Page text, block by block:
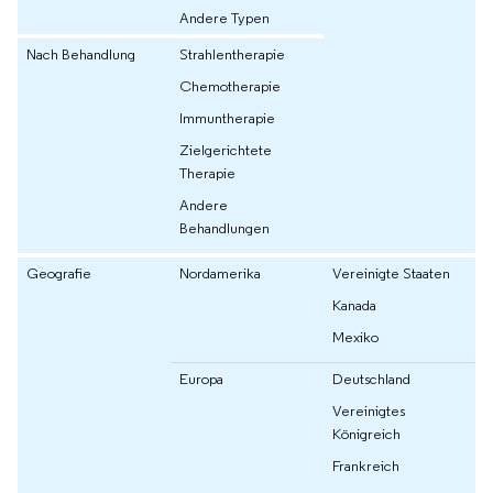
Andere Typen
Nach Behandlung
Strahlentherapie
Chemotherapie
Immuntherapie
Zielgerichtete
Therapie
Andere
Behandlungen
Geografie Nordamerika
Vereinigte Staaten
Kanada
Mexiko
Europa
Deutschland
Vereinigtes
Königreich
Frankreich